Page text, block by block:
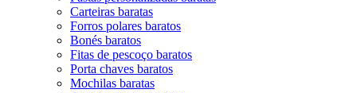
Carteiras baratas
Forros polares baratos
Bonés baratos
Fitas de pescoço baratos
Porta chaves baratos
Mochilas baratas